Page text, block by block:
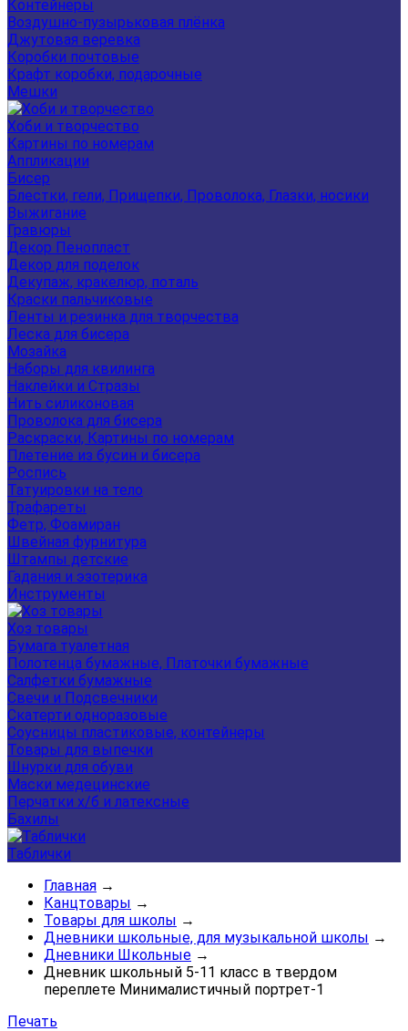
Контейнеры
Воздушно-пузырьковая плёнка
Джутовая веревка
Коробки почтовые
Крафт коробки, подарочные
Мешки
Хоби и творчество
Картины по номерам
Аппликации
Бисер
Блестки, гели, Прищепки, Проволока, Глазки, носики
Выжигание
Гравюры
Декор Пенопласт
Декор для поделок
Декупаж, кракелюр, поталь
Краски пальчиковые
Ленты и резинка для творчества
Леска для бисера
Мозайка
Наборы для квилинга
Наклейки и Стразы
Нить силиконовая
Проволока для бисера
Раскраски, Картины по номерам
Плетение из бусин и бисера
Роспись
Татуировки на тело
Трафареты
Фетр, Фоамиран
Швейная фурнитура
Штампы детские
Гадания и эзотерика
Инструменты
Хоз товары
Бумага туалетная
Полотенца бумажные, Платочки бумажные
Салфетки бумажные
Свечи и Подсвечники
Скатерти одноразовые
Соусницы пластиковые, контейнеры
Товары для выпечки
Шнурки для обуви
Маски медецинские
Перчатки х/б и латексные
Бахилы
Таблички
Главная →
Канцтовары →
Товары для школы →
Дневники школьные, для музыкальной школы →
Дневники Школьные →
Дневник школьный 5-11 класс в твердом
переплете Минималистичный портрет-1
Печать